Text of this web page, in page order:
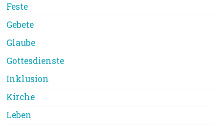
Feste
Gebete
Glaube
Gottesdienste
Inklusion
Kirche
Leben